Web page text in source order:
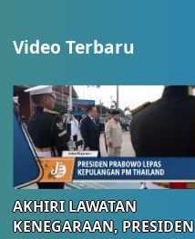
Video Terbaru
AKHIRI LAWATAN
KENEGARAAN, PRESIDEN